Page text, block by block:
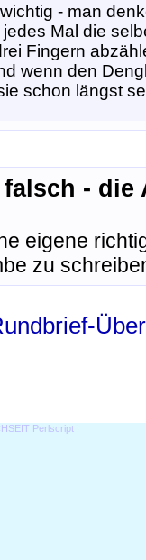
- man
Mal die
Fingern
wenn den
schon längst
falsch - die
eigene
zu
Perlscript